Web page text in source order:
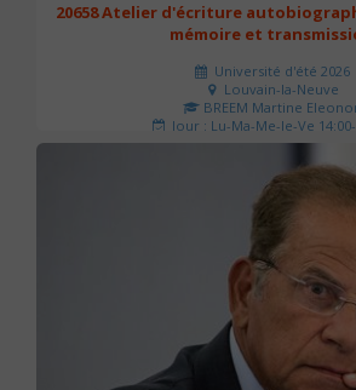
20658 Atelier d'écriture
mémoire et
Université d'été 2026
Louvain-la-Neuve
BREEM Martine
Jour : Lu-Ma-Me-Je-Ve
Nombre de séances : 3